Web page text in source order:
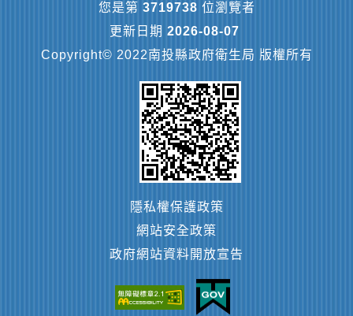
您是第 3719738 位瀏覽者
更新日期 2026-08-07
Copyright© 2022南投縣政府衛生局 版權所有
隱私權保護政策
網站安全政策
政府網站資料開放宣告